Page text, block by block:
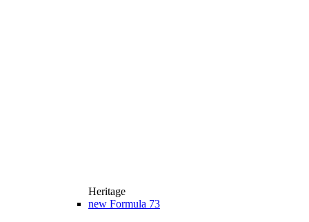
Heritage
new Formula 73